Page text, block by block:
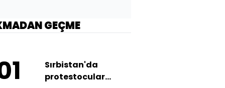
GEÇME
Sırbistan'da
protestocular